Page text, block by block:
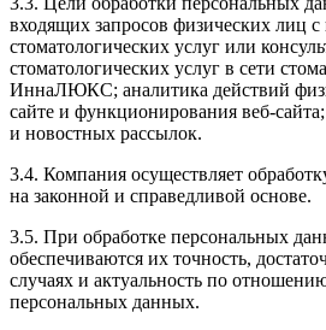
входящих запросов физических лиц с
стоматологических услуг или
стоматологических услуг в сети
ИннаЛЮКС; аналитика действий
сайте и функционирования веб-
и новостных рассылок.
3.4. Компания осуществляет
на законной и справедливой основе.
3.5. При обработке персональных
обеспечиваются их точность,
случаях и актуальность по
персональных данных.